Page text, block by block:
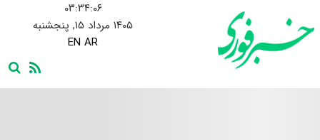
۰۳:۳۴:۰۷
۱۴۰۵ مرداد ۱۵, پنجشنبه
EN AR